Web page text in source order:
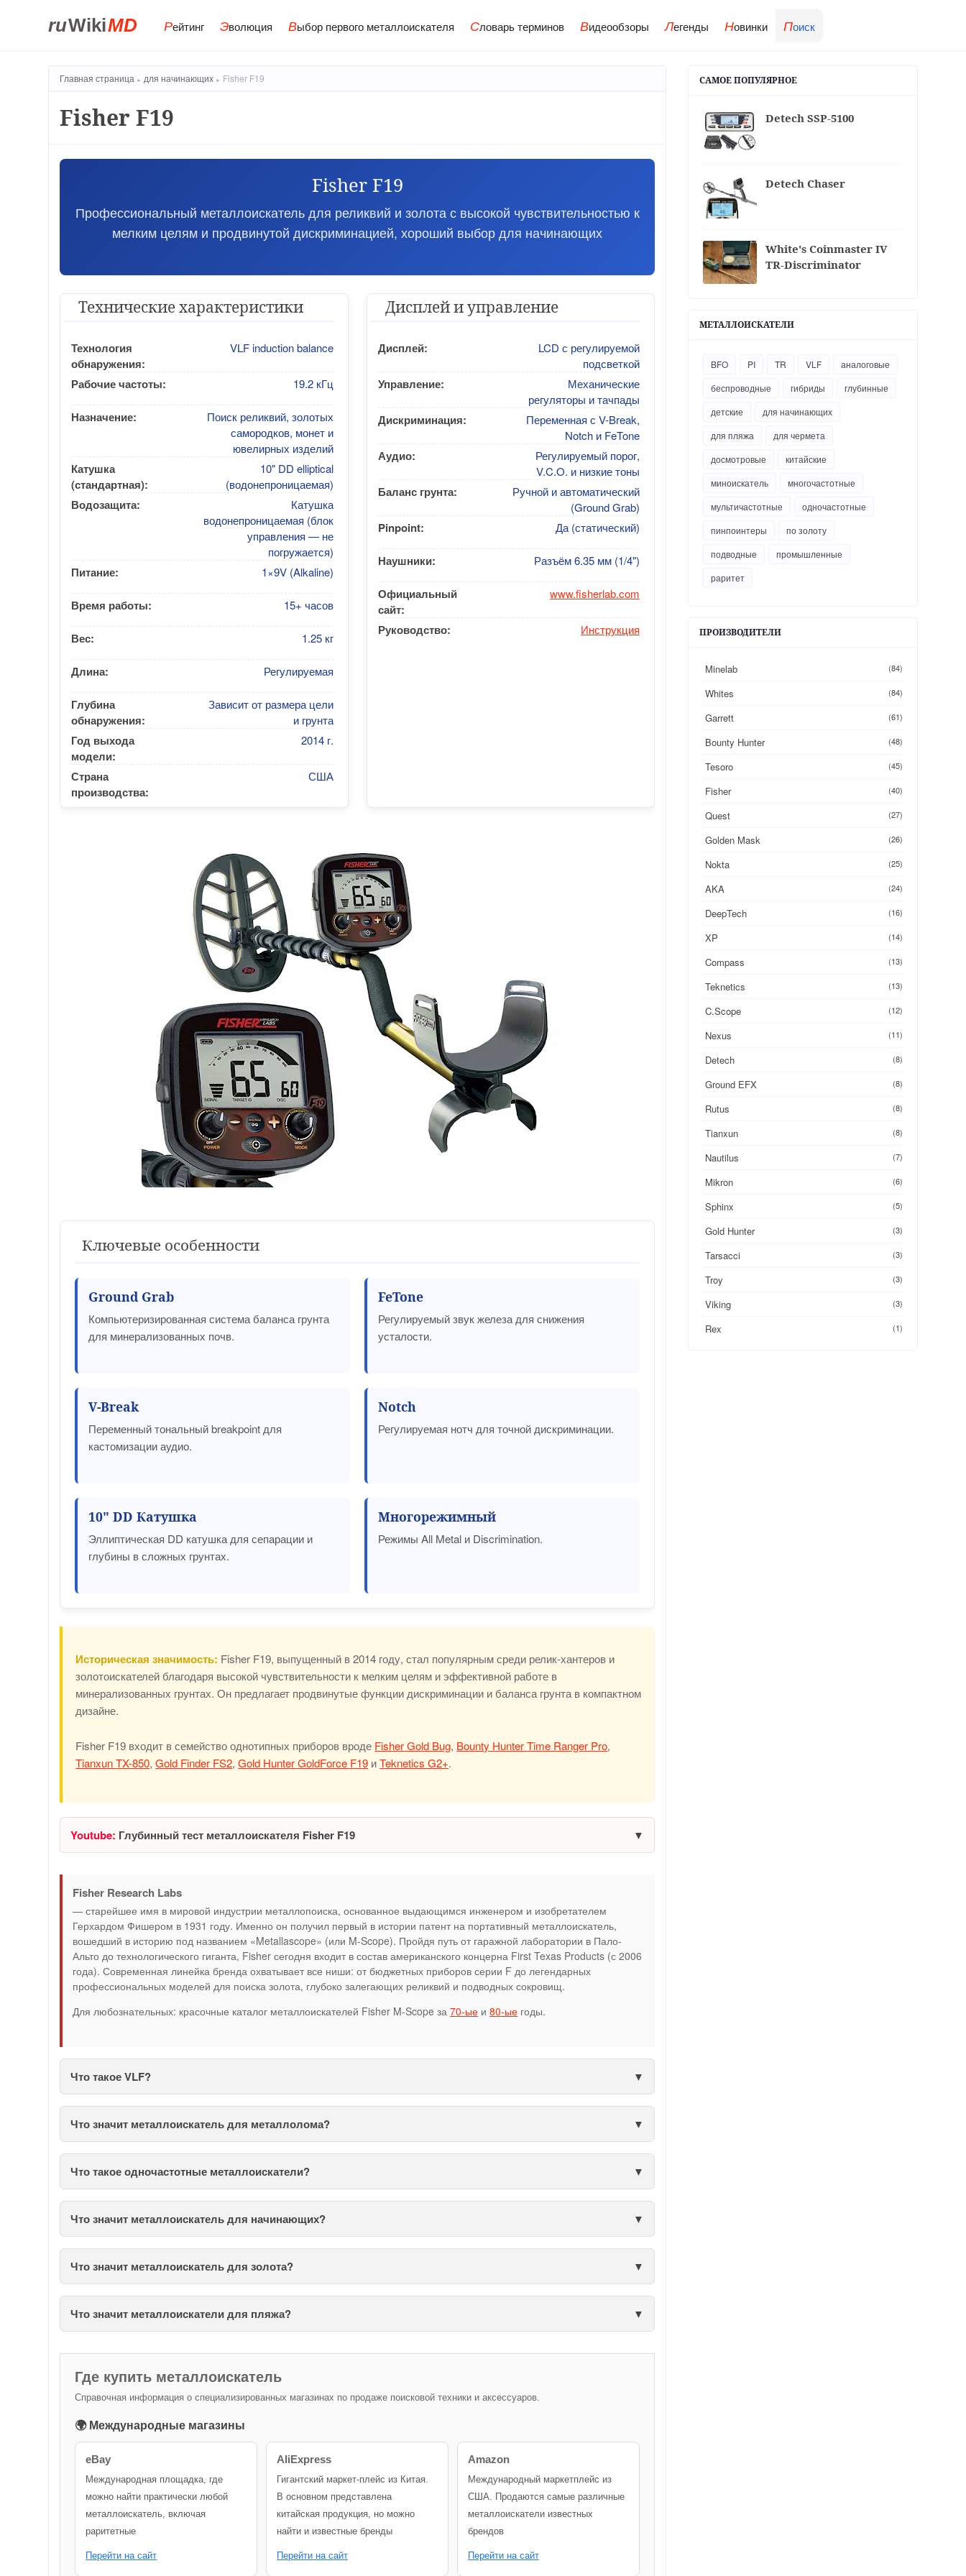
ruWikiMD Рейтинг Эволюция Выбор первого металлоискателя Словарь терминов Видеообзоры Легенды Новинки Поиск
Главная страница для начинающих Fisher F19
Fisher F19
Fisher F19
Профессиональный металлоискатель для реликвий и золота с высокой чувствительностью к
мелким целям и продвинутой дискриминацией, хороший выбор для начинающих
Технические характеристики
Технология
обнаружения:
VLF induction balance
Рабочие частоты: 19.2 кГц
Назначение:
Поиск реликвий, золотых
самородков, монет и
ювелирных изделий
Катушка
(стандартная):
10" DD elliptical
(водонепроницаемая)
Водозащита:
Катушка
водонепроницаемая (блок
управления — не
погружается)
Питание: 1×9V (Alkaline)
Время работы: 15+ часов
Вес: 1.25 кг
Длина: Регулируемая
Глубина
обнаружения:
Зависит от размера цели
и грунта
Год выхода
модели:
2014 г.
Страна
производства:
США
Дисплей и управление
Дисплей:
LCD с регулируемой
подсветкой
Управление:
Механические
регуляторы и тачпады
Дискриминация:
Переменная с V-Break,
Notch и FeTone
Аудио:
Регулируемый порог,
V.C.O. и низкие тоны
Баланс грунта:
Ручной и автоматический
(Ground Grab)
Pinpoint: Да (статический)
Наушники: Разъём 6.35 мм (1/4")
Официальный
сайт:
www.fisherlab.com
Руководство: Инструкция
Ключевые особенности
Ground Grab
Компьютеризированная система баланса грунта
для минерализованных почв.
FeTone
Регулируемый звук железа для снижения
усталости.
V-Break
Переменный тональный breakpoint для
кастомизации аудио.
Notch
Регулируемая нотч для точной дискриминации.
10" DD Катушка
Эллиптическая DD катушка для сепарации и
глубины в сложных грунтах.
Многорежимный
Режимы All Metal и Discrimination.
Историческая значимость: Fisher F19, выпущенный в 2014 году, стал популярным среди релик-хантеров и
золотоискателей благодаря высокой чувствительности к мелким целям и эффективной работе в
минерализованных грунтах. Он предлагает продвинутые функции дискриминации и баланса грунта в компактном
дизайне.
Fisher F19 входит в семейство однотипных приборов вроде Fisher Gold Bug, Bounty Hunter Time Ranger Pro,
Tianxun TX-850,Gold Finder FS2,Gold Hunter GoldForce F19 иTeknetics G2+.
Youtube: Глубинный тест металлоискателя Fisher F19
Fisher Research Labs
— старейшее имя в мировой индустрии металлопоиска, основанное выдающимся инженером и изобретателем
Герхардом Фишером в 1931 году. Именно он получил первый в истории патент на портативный металлоискатель,
вошедший в историю под названием «Metallascope» (или M-Scope). Пройдя путь от гаражной лаборатории в Пало-
Альто до технологического гиганта, Fisher сегодня входит в состав американского концерна First Texas Products (с 2006
года). Современная линейка бренда охватывает все ниши: от бюджетных приборов серии F до легендарных
профессиональных моделей для поиска золота, глубоко залегающих реликвий и подводных сокровищ.
Для любознательных: красочные каталог металлоискателей Fisher M-Scope за70-ые и80-ые годы.
Что такое VLF?
Что значит металлоискатель для металлолома?
Что такое одночастотные металлоискатели?
Что значит металлоискатель для начинающих?
Что значит металлоискатель для золота?
Что значит металлоискатели для пляжа?
Где купить металлоискатель
Справочная информация о специализированных магазинах по продаже поисковой техники и аксессуаров.
🌍 Международные магазины
eBay
Международная площадка, где
можно найти практически любой
металлоискатель, включая
раритетные
Перейти на сайт
AliExpress
Гигантский маркет-плейс из Китая.
В основном представлена
китайская продукция, но можно
найти и известные бренды
Перейти на сайт
Amazon
Международный маркетплейс из
США. Продаются самые различные
металлоискатели известных
брендов
Перейти на сайт
САМОЕ ПОПУЛЯРНОЕ
Detech SSP-5100
Detech Chaser
White's Coinmaster IV
TR-Discriminator
МЕТАЛЛОИСКАТЕЛИ
BFO PI TR VLF
аналоговые
беспроводные
гибриды
глубинные
детские
для начинающих
для пляжа
для чермета
досмотровые
китайские
миноискатель
многочастотные
мультичастотные
одночастотные
пинпоинтеры
по золоту
подводные
промышленные
раритет
ПРОИЗВОДИТЕЛИ
Minelab (84)
Whites (84)
Garrett (61)
Bounty Hunter (48)
Tesoro (45)
Fisher (40)
Quest (27)
Golden Mask (26)
Nokta (25)
AKA (24)
DeepTech (16)
XP (14)
Compass (13)
Teknetics (13)
C.Scope (12)
Nexus (11)
Detech (8)
Ground EFX (8)
Rutus (8)
Tianxun (8)
Nautilus (7)
Mikron (6)
Sphinx (5)
Gold Hunter (3)
Tarsacci (3)
Troy (3)
Viking (3)
Rex (1)